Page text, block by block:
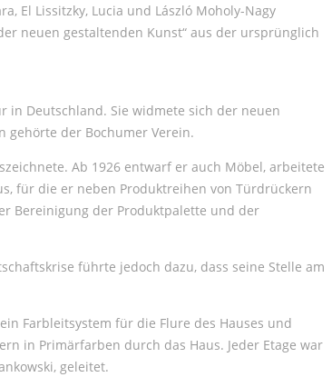
El Lissitzky, Lucia und László Moholy-Nagy
neuen gestaltenden Kunst“ aus der ursprünglich
in Deutschland. Sie widmete sich der neuen
gehörte der Bochumer Verein.
Ab 1926 entwarf er auch Möbel, arbeitete
für die er neben Produktreihen von Türdrückern
Bereinigung der Produktpalette und der
führte jedoch dazu, dass seine Stelle am
Farbleitsystem für die Flure des Hauses und
in Primärfarben durch das Haus. Jeder Etage war
geleitet.